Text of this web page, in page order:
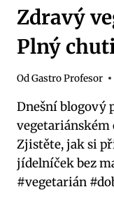
Zdravý
Plný
OdGastro Profesor
Dnešní blogový
vegetariánském
Zjistěte, jak si
jídelníček bez
#vegetarián